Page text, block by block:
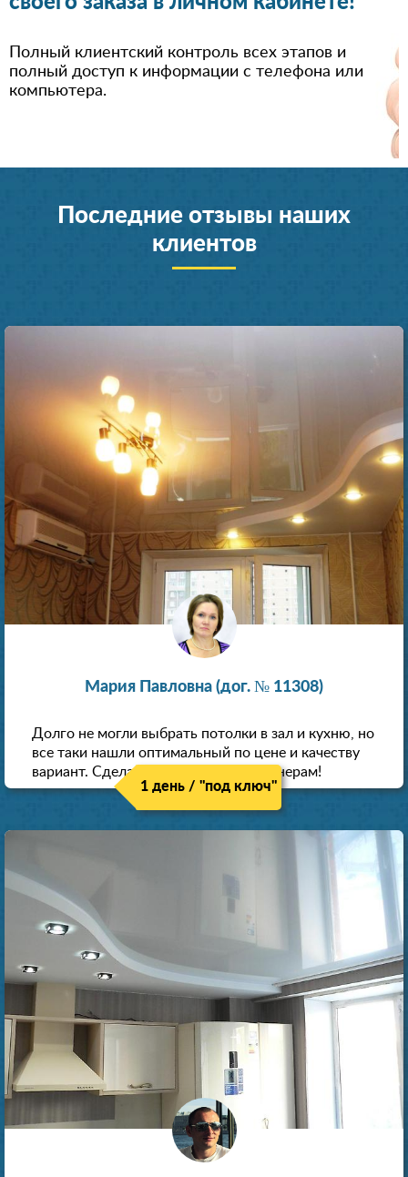
Полный клиентский контроль всех этапов и
полный доступ к информации с телефона или
компьютера.
Последние отзывы наших
клиентов
Мария Павловна (дог. № 11308)
Долго не могли выбрать потолки в зал и кухню, но
все таки нашли оптимальный по цене и качеству
вариант. Сделали скидку как пенсионерам!
1 день / "под ключ"